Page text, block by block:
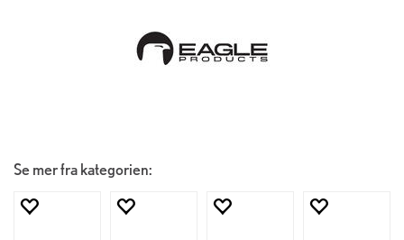
Se mer fra kategorien: